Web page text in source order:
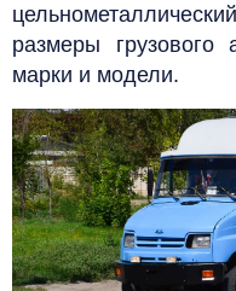
размеры грузового
марки и модели.